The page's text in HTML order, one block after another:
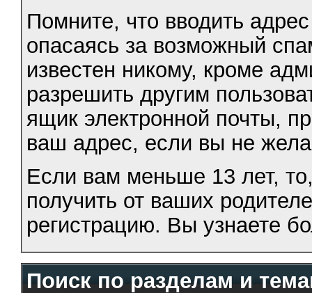
Помните, что вводить
опасаясь за возможный
известен никому, кроме
разрешить другим
ящик электронной почты,
ваш адрес, если вы не
Если вам меньше 13 лет,
получить от ваших
регистрацию. Вы узнаете
Поиск по разделам и